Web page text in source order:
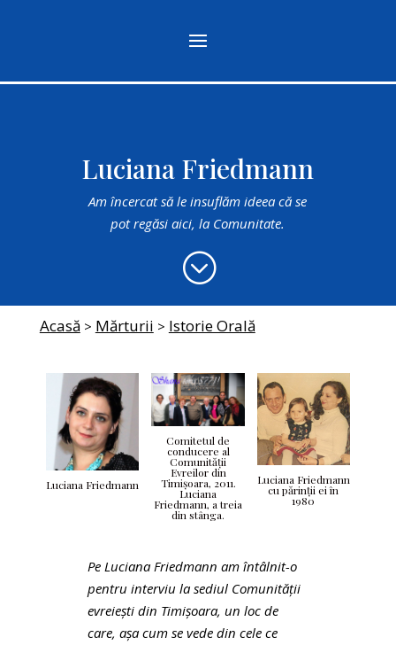
Luciana Friedmann
Am încercat să le insuflăm ideea că se
pot regăsi aici, la Comunitate.
;
Acasă > Mărturii > Istorie Orală
Luciana Friedmann
Comitetul de
conducere al
Comunității
Evreilor din
Timişoara, 2011.
Luciana
Friedmann, a treia
din stânga.
Luciana Friedmann
cu părinții ei în
1980
Pe Luciana Friedmann am întâlnit-o
pentru interviu la sediul Comunităţii
evreieşti din Timişoara, un loc de
care, aşa cum se vede din cele ce